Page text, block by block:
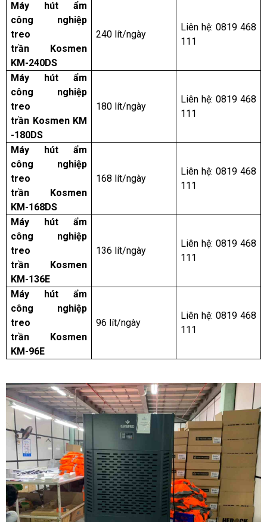
Máy hút ẩm
công nghiệp
treo
trần Kosmen
KM-240DS
240 lít/ngày
Liên hệ: 0819 468
111
Máy hút ẩm
công nghiệp
treo
trần Kosmen KM
-180DS
180 lít/ngày
Liên hệ: 0819 468
111
Máy hút ẩm
công nghiệp
treo
trần Kosmen
KM-168DS
168 lít/ngày
Liên hệ: 0819 468
111
Máy hút ẩm
công nghiệp
treo
trần Kosmen
KM-136E
136 lít/ngày
Liên hệ: 0819 468
111
Máy hút ẩm
công nghiệp
treo
trần Kosmen
KM-96E
96 lít/ngày
Liên hệ: 0819 468
111